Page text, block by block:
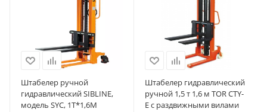
Штабелер ручной
гидравлический SIBLINE,
модель SYC, 1Т*1,6М
Штабелер гидравлический
ручной 1,5 т 1,6 м TOR CTY-
E с раздвижными вилами